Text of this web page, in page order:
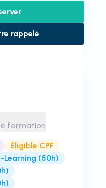
rappelé
formation
Éligible CPF
Learning (50h)